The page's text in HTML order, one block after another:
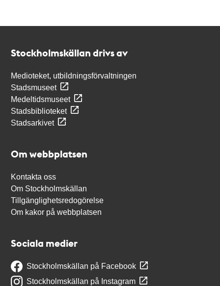
Stockholmskällan drivs av
Medioteket, utbildningsförvaltningen
Stadsmuseet
Medeltidsmuseet
Stadsbiblioteket
Stadsarkivet
Om webbplatsen
Kontakta oss
Om Stockholmskällan
Tillgänglighetsredogörelse
Om kakor på webbplatsen
Sociala medier
Stockholmskällan på Facebook
Stockholmskällan på Instagram